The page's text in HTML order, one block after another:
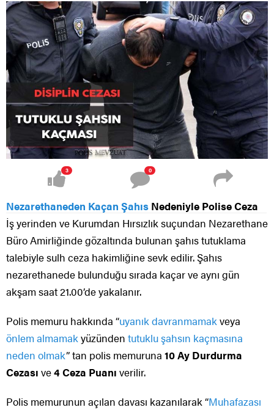
3 0
Nezarethaneden Kaçan Şahıs Nedeniyle Polise Ceza
İş yerinden ve Kurumdan Hırsızlık suçundan Nezarethane
Büro Amirliğinde gözaltında bulunan şahıs tutuklama
talebiyle sulh ceza hakimliğine sevk edilir. Şahıs
nezarethanede bulunduğu sırada kaçar ve aynı gün
akşam saat 21.00’de yakalanır.
Polis memuru hakkında “uyanık davranmamakveya
önlem almamakyüzünden tutuklu şahsın kaçmasına
neden olmak” tan polis memuruna 10 Ay Durdurma
Cezası ve4 Ceza Puanı verilir.
Polis memurunun açılan davası kazanılarak “Muhafazası